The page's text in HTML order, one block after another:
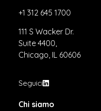
+1 312 645 1700
111 S Wacker Dr.
Suite 4400,
Chicago, IL 60606
Seguici
Chi siamo